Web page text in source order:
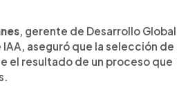
, gerente de Desarrollo Global
aseguró que la selección de
el resultado de un proceso que